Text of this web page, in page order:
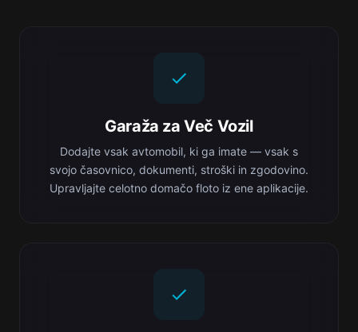
Garaža za Več Vozil
Dodajte vsak avtomobil, ki ga imate — vsak s
svojo časovnico, dokumenti, stroški in zgodovino.
Upravljajte celotno domačo floto iz ene aplikacije.